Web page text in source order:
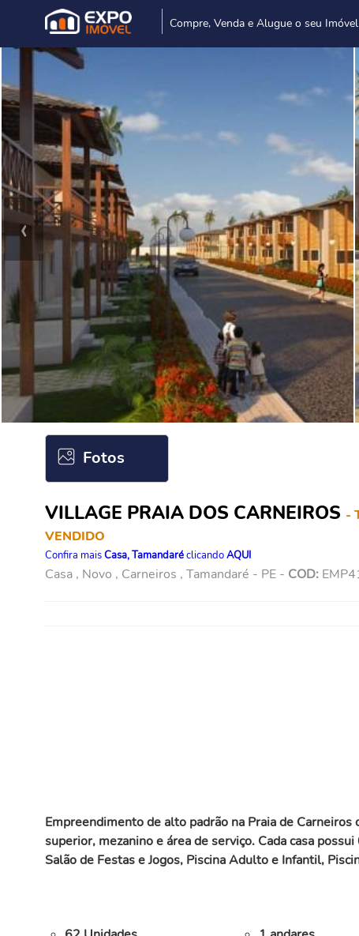
Compre, Venda e Alugue o seu Imóvel
‹
Fotos
VILLAGE PRAIA DOS CARNEIROS -
VENDIDO
Confira maisCasa, TamandaréclicandoAQUI
Casa , Novo , Carneiros , Tamandaré - PE - COD:
Empreendimento de alto padrão na Praia de
superior, mezanino e área de serviço. Cada casa
Salão de Festas e Jogos, Piscina Adulto e Infantil,